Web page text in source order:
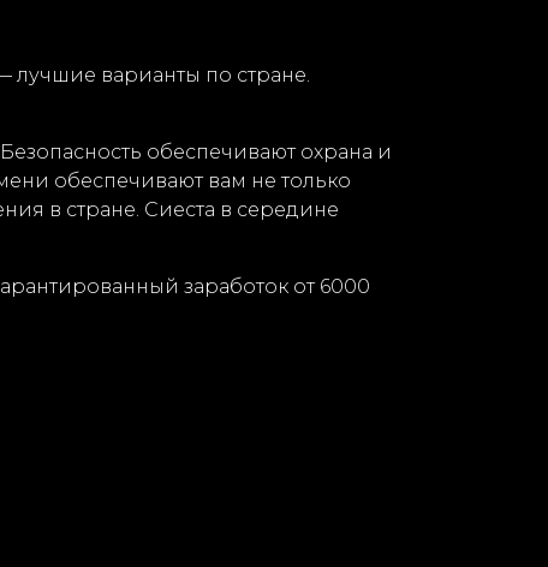
лучшие варианты по стране.
обеспечивают охрана и
обеспечивают вам не только
в стране. Сиеста в середине
заработок от 6000